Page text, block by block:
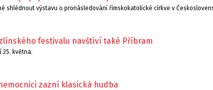
shlédnout výstavu o pronásledování římskokatolické církve v
festivalu navštíví také Příbram
25. května.
zazní klasická hudba